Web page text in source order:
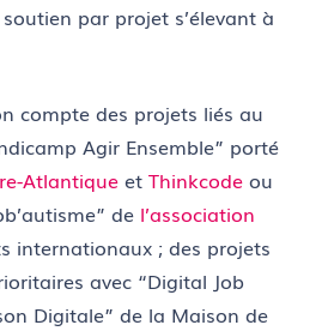
par projet s’élevant à
compte des projets liés au
Agir Ensemble” porté
Atlantique et Thinkcode ou
de l’association
internationaux ; des projets
avec “Digital Job
Digitale” de la Maison de